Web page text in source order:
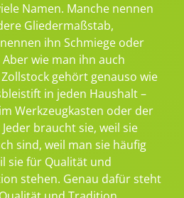
Namen. Manche nennen
Gliedermaßstab,
ihn Schmiege oder
wie man ihn auch
gehört genauso wie
in jeden Haushalt –
Werkzeugkasten oder der
braucht sie, weil sie
sind, weil man sie häufig
sie für Qualität und
stehen. Genau dafür steht